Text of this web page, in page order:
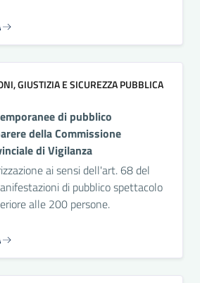
GIUSTIZIA E SICUREZZA PUBBLICA
di pubblico
della Commissione
di Vigilanza
ai sensi dell'art. 68 del
di pubblico spettacolo
alle 200 persone.